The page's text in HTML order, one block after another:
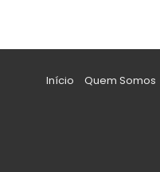
Início Quem Somos